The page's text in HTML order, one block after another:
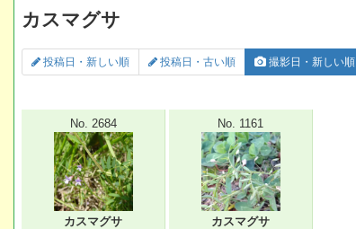
カスマグサ
投稿日・新しい順 投稿日・古い順 撮影日・新しい順
No. 2684
カスマグサ
No. 1161
カスマグサ